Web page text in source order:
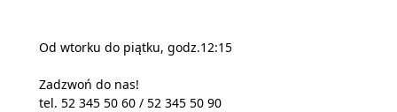
Od wtorku do piątku, godz.12:15
Zadzwoń do nas!
tel. 52 345 50 60 / 52 345 50 90